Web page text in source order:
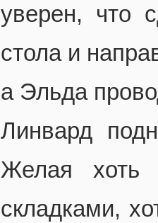
уверен, что
стола и
а Эльда
Линвард
Желая хоть
складками,